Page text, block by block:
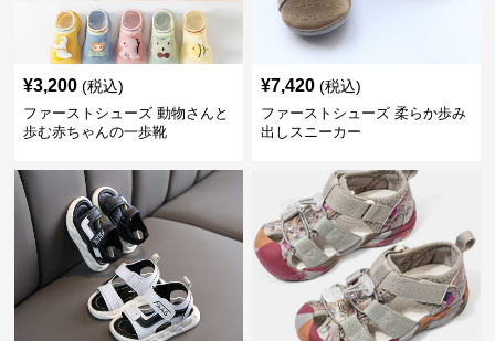
¥3,200 (税込)
ファーストシューズ 動物さんと
歩む赤ちゃんの一歩靴
¥7,420 (税込)
ファーストシューズ 柔らか歩み
出しスニーカー